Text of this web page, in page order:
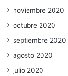
noviembre 2020
octubre 2020
septiembre 2020
agosto 2020
julio 2020